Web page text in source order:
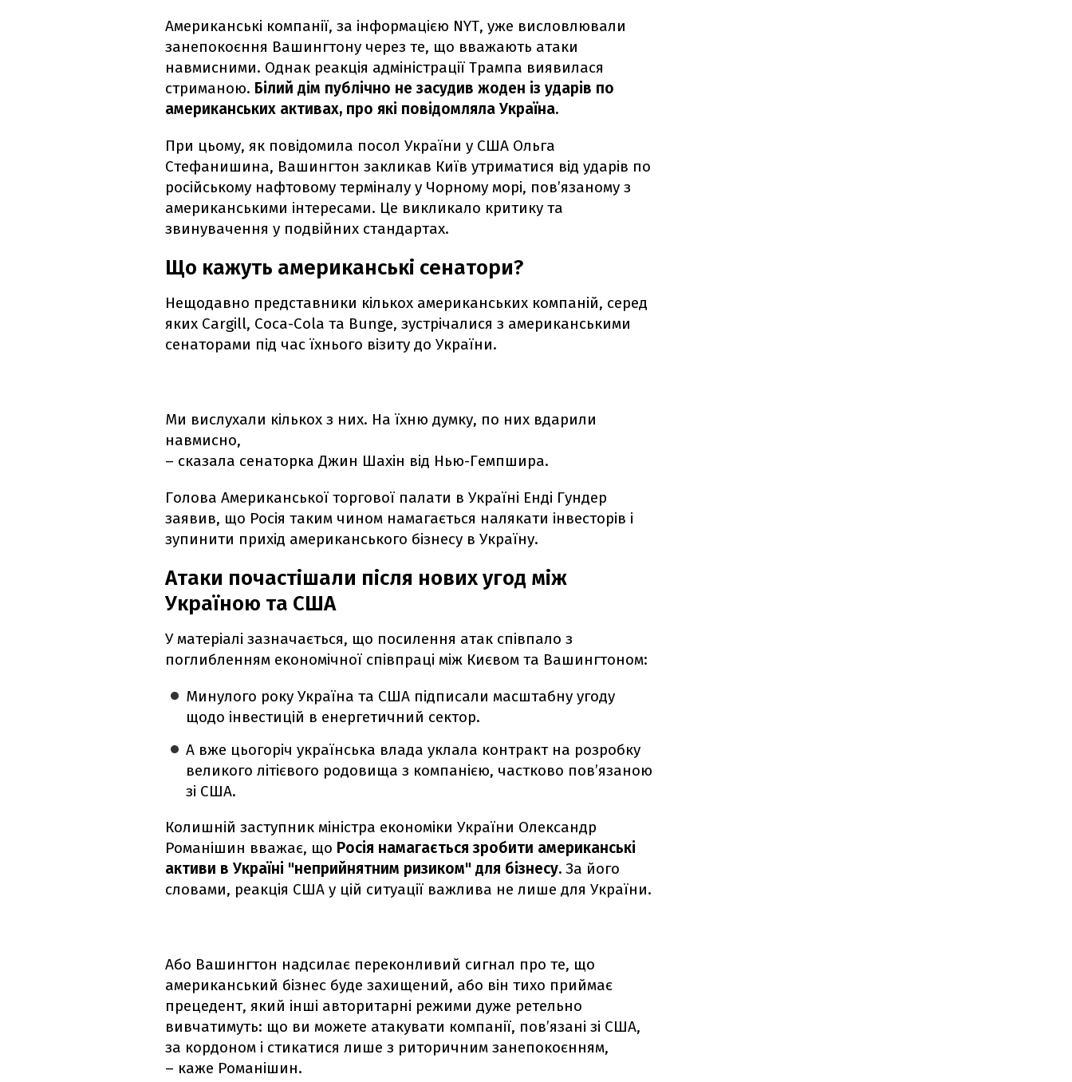
Американські компанії, за інформацією NYT, уже висловлювали
занепокоєння Вашингтону через те, що вважають атаки
навмисними. Однак реакція адміністрації Трампа виявилася
стриманою. Білий дім публічно не засудив жоден із ударів по
американських активах, про які повідомляла Україна.
При цьому, як повідомила посол України у США Ольга
Стефанишина, Вашингтон закликав Київ утриматися від ударів по
російському нафтовому терміналу у Чорному морі, пов’язаному з
американськими інтересами. Це викликало критику та
звинувачення у подвійних стандартах.
Що кажуть американські сенатори?
Нещодавно представники кількох американських компаній, серед
яких Cargill, Coca-Cola та Bunge, зустрічалися з американськими
сенаторами під час їхнього візиту до України.
Ми вислухали кількох з них. На їхню думку, по них вдарили
навмисно,
– сказала сенаторка Джин Шахін від Нью-Гемпшира.
Голова Американської торгової палати в Україні Енді Гундер
заявив, що Росія таким чином намагається налякати інвесторів і
зупинити прихід американського бізнесу в Україну.
Атаки почастішали після нових угод між
Україною та США
У матеріалі зазначається, що посилення атак співпало з
поглибленням економічної співпраці між Києвом та Вашингтоном:
Минулого року Україна та США підписали масштабну угоду
щодо інвестицій в енергетичний сектор.
А вже цьогоріч українська влада уклала контракт на розробку
великого літієвого родовища з компанією, частково пов’язаною
зі США.
Колишній заступник міністра економіки України Олександр
Романішин вважає, що Росія намагається зробити американські
активи в Україні "неприйнятним ризиком" для бізнесу. За його
словами, реакція США у цій ситуації важлива не лише для України.
Або Вашингтон надсилає переконливий сигнал про те, що
американський бізнес буде захищений, або він тихо приймає
прецедент, який інші авторитарні режими дуже ретельно
вивчатимуть: що ви можете атакувати компанії, пов’язані зі США,
за кордоном і стикатися лише з риторичним занепокоєнням,
– каже Романішин.